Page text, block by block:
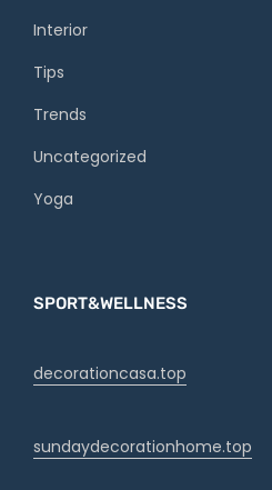
Interior
Tips
Trends
Uncategorized
Yoga
SPORT&WELLNESS
decorationcasa.top
sundaydecorationhome.top